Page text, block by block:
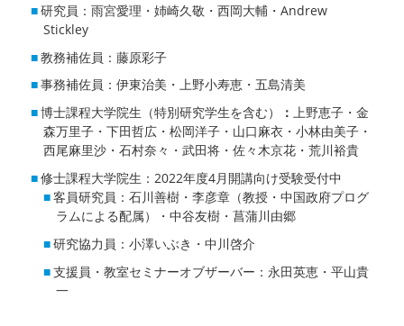
研究員：雨宮愛理・姉崎久敬・西岡大輔・Andrew
Stickley
教務補佐員：藤原彩子
事務補佐員：伊東治美・上野小寿恵・五島清美
博士課程大学院生（特別研究学生を含む）
：上野恵子・金
森万里子・下田哲広・松岡洋子・山口麻衣・小林由美子・
西尾麻里沙・石村奈々・武田将・佐々木京花・荒川裕貴
修士課程大学院生：2022年度4月開講向け受験受付中
客員研究員：石川善樹・李彦章（教授・中国政府プログ
ラムによる配属）・中谷友樹・菖蒲川由郷
研究協力員：小澤いぶき・中川啓介
支援員・教室セミナーオブザーバー：永田英恵・平山貴
一